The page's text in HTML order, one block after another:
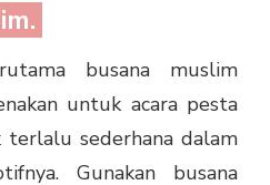
busana muslim
untuk acara pesta
sederhana dalam
Gunakan busana